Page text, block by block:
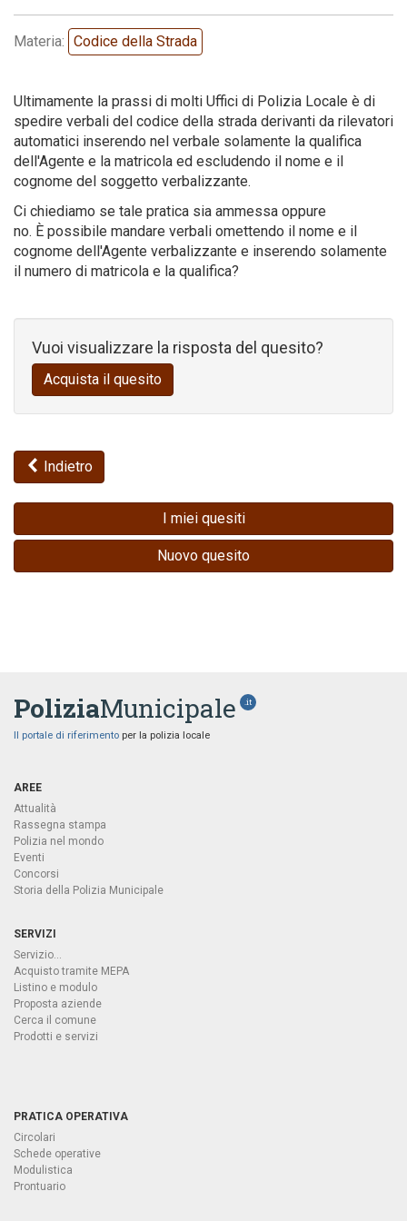
Codice della strada
Materia: Codice della Strada
Ultimamente la prassi di molti Uffici di Polizia Locale è di
spedire verbali del codice della strada derivanti da rilevatori
automatici inserendo nel verbale solamente la qualifica
dell'Agente e la matricola ed escludendo il nome e il
cognome del soggetto verbalizzante.
Ci chiediamo se tale pratica sia ammessa oppure
no. È possibile mandare verbali omettendo il nome e il
cognome dell'Agente verbalizzante e inserendo solamente
il numero di matricola e la qualifica?
Vuoi visualizzare la risposta del quesito?
Acquista il quesito
Indietro
I miei quesiti
Nuovo quesito
PoliziaMunicipale .it
Il portale di riferimento per la polizia locale
AREE
Attualità
Rassegna stampa
Polizia nel mondo
Eventi
Concorsi
Storia della Polizia Municipale
SERVIZI
Servizio...
Acquisto tramite MEPA
Listino e modulo
Proposta aziende
Cerca il comune
Prodotti e servizi
PRATICA OPERATIVA
Circolari
Schede operative
Modulistica
Prontuario